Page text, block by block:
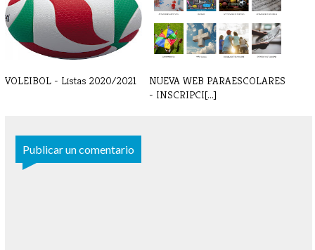
VOLEIBOL - Listas 2020/2021
NUEVA WEB PARAESCOLARES
- INSCRIPCI[...]
Publicar un comentario